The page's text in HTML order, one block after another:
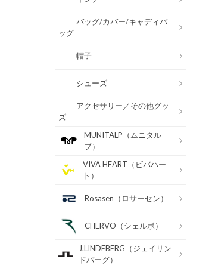
バッグ/カバー/キャディバ
ッグ
帽子
シューズ
アクセサリー／その他グッ
ズ
MUNITALP（ムニタル
プ）
VIVA HEART（ビバハー
ト）
Rosasen（ロサーセン）
CHERVO（シェルボ）
J.LINDEBERG（ジェイリン
ドバーグ）